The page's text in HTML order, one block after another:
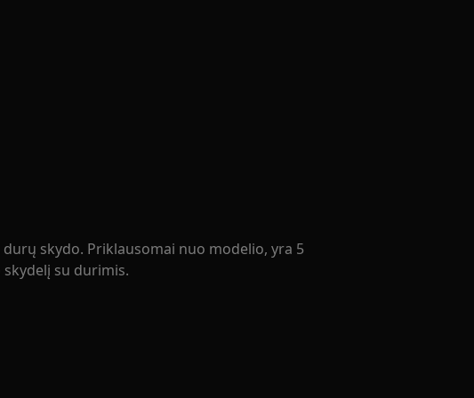
skydo. Priklausomai nuo modelio, yra 5
su durimis.